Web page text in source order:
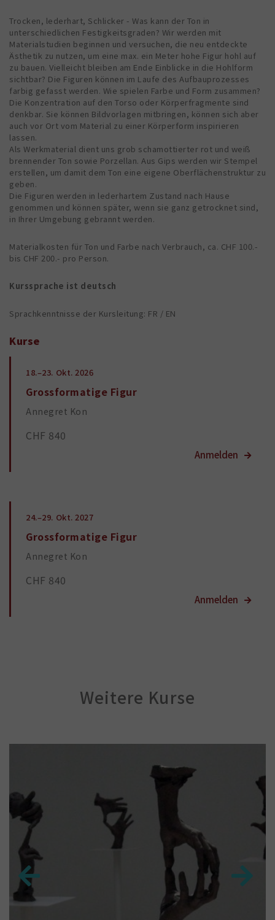
Trocken, lederhart, Schlicker - Was kann der Ton in
unterschiedlichen Festigkeitsgraden? Wir werden mit
Materialstudien beginnen und versuchen, die neu entdeckte
Ästhetik zu nutzen, um eine max. ein Meter hohe Figur hohl auf
zu bauen. Vielleicht bleiben am Ende Einblicke in die Hohlform
sichtbar? Die Figuren können im Laufe des Aufbauprozesses
farbig gefasst werden. Wie spielen Farbe und Form zusammen?
Die Konzentration auf den Torso oder Körperfragmente sind
denkbar. Sie können Bildvorlagen mitbringen, können sich aber
auch vor Ort vom Material zu einer Körperform inspirieren
lassen.
Als Werkmaterial dient uns grob schamottierter rot und weiß
brennender Ton sowie Porzellan. Aus Gips werden wir Stempel
erstellen, um damit dem Ton eine eigene Oberflächenstruktur zu
geben.
Die Figuren werden in lederhartem Zustand nach Hause
genommen und können später, wenn sie ganz getrocknet sind,
in Ihrer Umgebung gebrannt werden.
Materialkosten für Ton und Farbe nach Verbrauch, ca. CHF 100.-
bis CHF 200.- pro Person.
Kurssprache ist deutsch
Sprachkenntnisse der Kursleitung: FR / EN
Kurse
18.–23. Okt. 2026
Grossformatige Figur
Annegret Kon
CHF 840
24.–29. Okt. 2027
Grossformatige Figur
Annegret Kon
CHF 840
Weitere Kurse